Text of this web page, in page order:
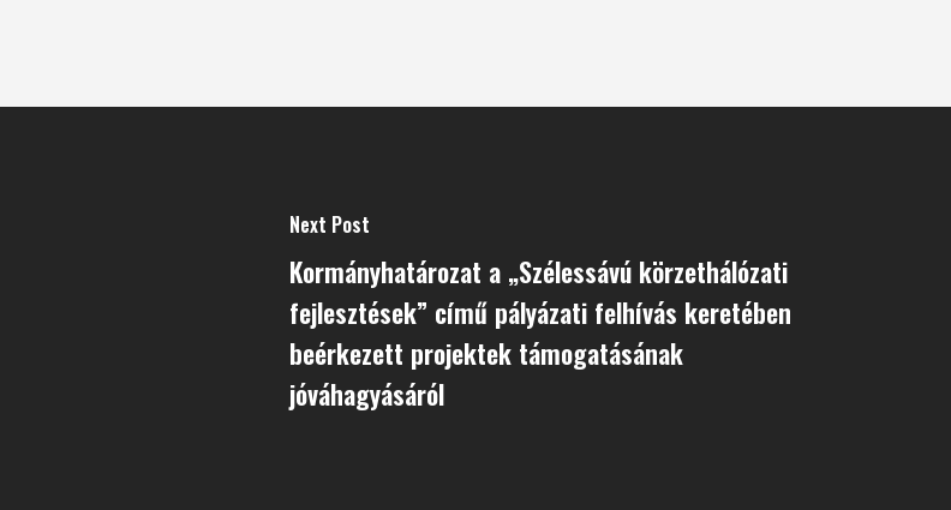
Next Post
Kormányhatározat a „Szélessávú körzethálózati
fejlesztések” című pályázati felhívás keretében
beérkezett projektek támogatásának
jóváhagyásáról